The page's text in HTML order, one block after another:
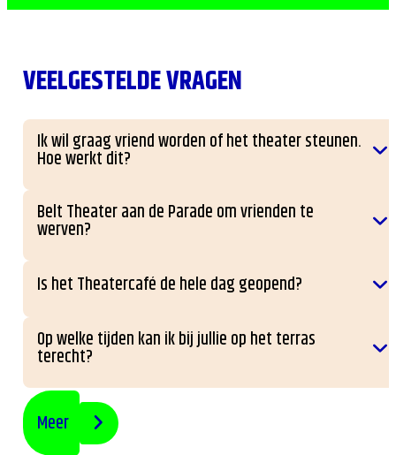
VEELGESTELDE VRAGEN
Ik wil graag vriend worden of het theater steunen.
Hoe werkt dit?
Belt Theater aan de Parade om vrienden te
werven?
Is het Theatercafé de hele dag geopend?
Op welke tijden kan ik bij jullie op het terras
terecht?
Meer